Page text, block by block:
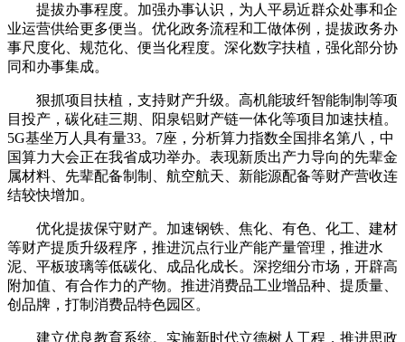
提拔办事程度。加强办事认识，为人平易近群众处事和企
业运营供给更多便当。优化政务流程和工做体例，提拔政务办
事尺度化、规范化、便当化程度。深化数字扶植，强化部分协
同和办事集成。
狠抓项目扶植，支持财产升级。高机能玻纤智能制制等项
目投产，碳化硅三期、阳泉铝财产链一体化等项目加速扶植。
5G基坐万人具有量33。7座，分析算力指数全国排名第八，中
国算力大会正在我省成功举办。表现新质出产力导向的先辈金
属材料、先辈配备制制、航空航天、新能源配备等财产营收连
结较快增加。
优化提拔保守财产。加速钢铁、焦化、有色、化工、建材
等财产提质升级程序，推进沉点行业产能产量管理，推进水
泥、平板玻璃等低碳化、成品化成长。深挖细分市场，开辟高
附加值、有合作力的产物。推进消费品工业增品种、提质量、
创品牌，打制消费品特色园区。
建立优良教育系统。实施新时代立德树人工程，推进思政